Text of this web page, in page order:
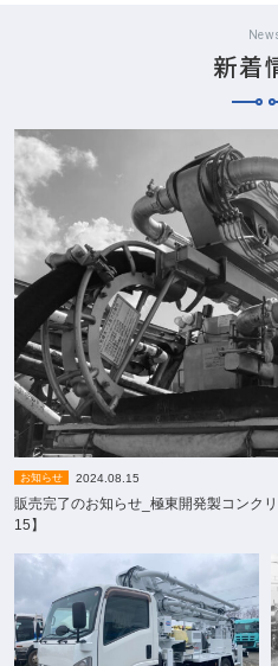
新着
お知らせ 2024.08.15
販売完了のお知らせ_極東開発製コンク
15】